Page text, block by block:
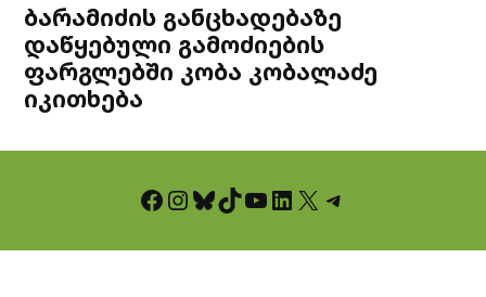
ბარამიძის განცხადებაზე
დაწყებული გამოძიების
ფარგლებში კობა კობალაძე
იკითხება
Facebook InstagramBluesky TikTok YouTube LinkedIn X Telegram